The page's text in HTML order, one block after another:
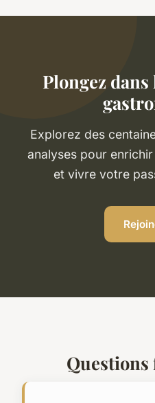
Plongez
Explorez des
analyses pour
et vivre votre